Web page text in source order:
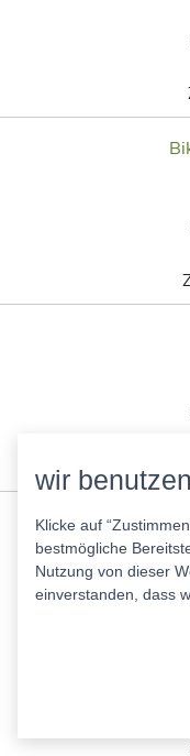
Ähnliche
Fett
wir
Klicke auf
bestmögliche
Nutzung von dieser
einverstanden, dass